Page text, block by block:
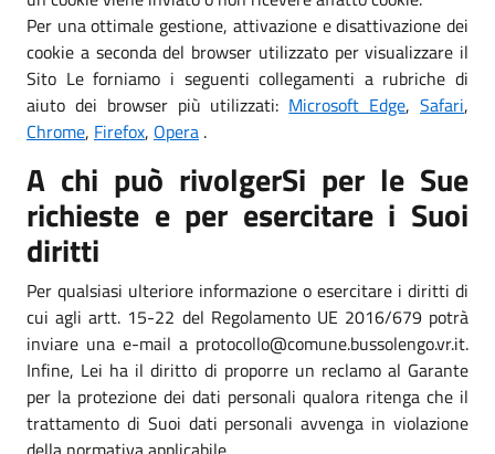
Per una ottimale gestione, attivazione e disattivazione dei
cookie a seconda del browser utilizzato per visualizzare il
Sito Le forniamo i seguenti collegamenti a rubriche di
aiuto dei browser più utilizzati: Microsoft Edge,Safari,
Chrome, Firefox, Opera .
A chi può rivolgerSi per le Sue
richieste e per esercitare i Suoi
diritti
Per qualsiasi ulteriore informazione o esercitare i diritti di
cui agli artt. 15-22 del Regolamento UE 2016/679 potrà
inviare una e-mail a protocollo@comune.bussolengo.vr.it.
Infine, Lei ha il diritto di proporre un reclamo al Garante
per la protezione dei dati personali qualora ritenga che il
trattamento di Suoi dati personali avvenga in violazione